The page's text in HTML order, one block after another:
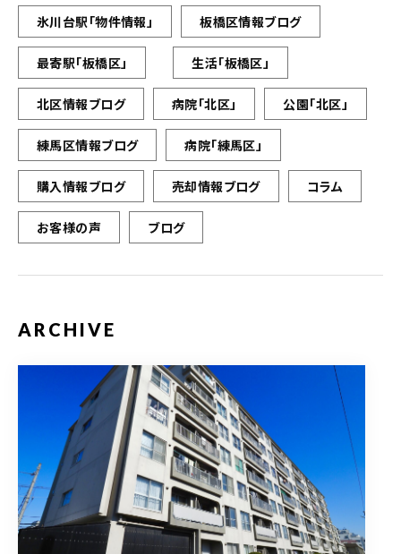
氷川台駅「物件情報」 板橋区情報ブログ
最寄駅「板橋区」 生活「板橋区」
北区情報ブログ 病院「北区」 公園「北区」
練馬区情報ブログ 病院「練馬区」
購入情報ブログ 売却情報ブログ コラム
お客様の声 ブログ
ARCHIVE